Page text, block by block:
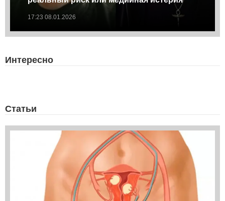
17:23 08.01.2026
Интересно
Статьи